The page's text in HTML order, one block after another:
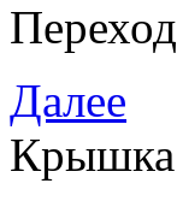
Далее
Крышка